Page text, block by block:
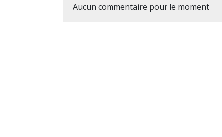
Aucun commentaire pour le moment